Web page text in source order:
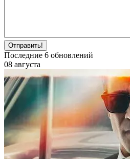
Отправить!
Последние 6 обновлений
08 августа